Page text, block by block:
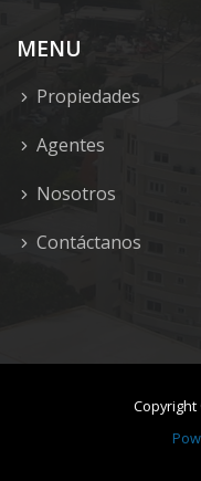
MENU
Propiedades
Agentes
Nosotros
Contáctanos